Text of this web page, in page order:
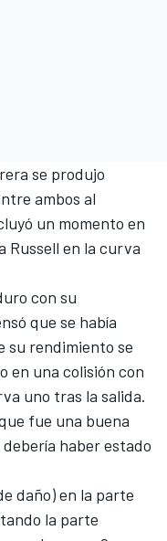
se produjo
ambos al
un momento en
Russell en la curva
con su
que se había
su rendimiento se
en una colisión con
uno tras la salida.
fue una buena
haber estado
daño) en la parte
la parte